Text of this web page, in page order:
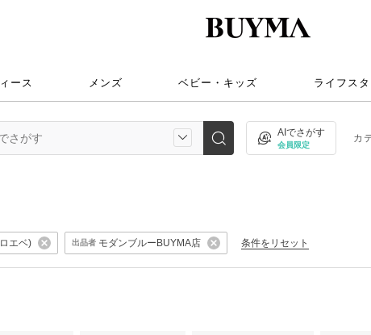
ース メンズ ベビー・キッズ ライフス
AIでさがす
会員限定
カ
エベ) 出品者 モダンブルーBUYMA店 条件をリセット